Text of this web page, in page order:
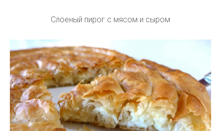
Слоеный пирог с мясом и сыром